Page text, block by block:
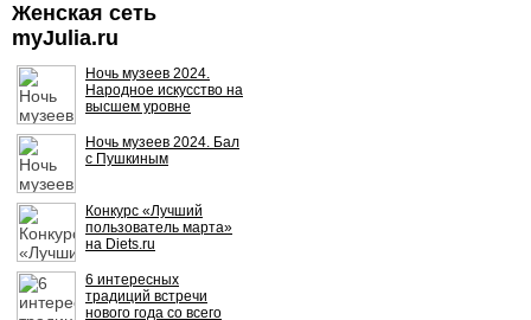
Женская сеть
myJulia.ru
Ночь музеев 2024.
Народное искусство на
высшем уровне
Ночь музеев 2024. Бал
с Пушкиным
Конкурс «Лучший
пользователь марта»
на Diets.ru
6 интересных
традиций встречи
нового года со всего